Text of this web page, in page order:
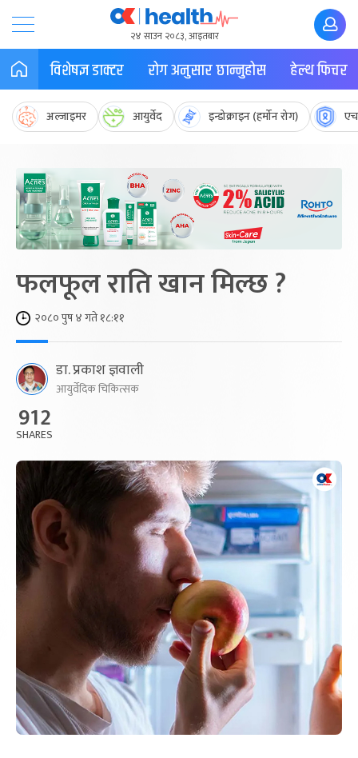
२४ साउन २०८३, आइतबार
विशेषज्ञ डाक्टर रोग अनुसार छान्नुहोस हेल्थ फिचर
अल्जाइमर आयुर्वेद इन्डोक्राइन (हर्मोन रोग)
फलफूल राति खान मिल्छ ?
२०८० पुष ४ गते १८:११
डा. प्रकाश ज्ञवाली
आयुर्वेदिक चिकित्सक
912
SHARES